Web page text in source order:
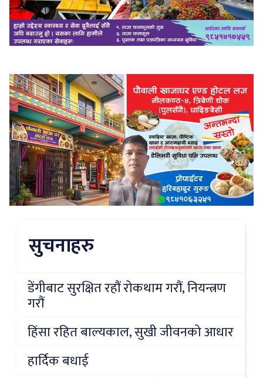
सुचनाहरु
डेंगीबाट सुरक्षित रहौं रोकथाम गरौं, नियन्त्रण
गरौं
हिंसा रहित बाल्यकाल, सुखी जीवनको आधार
हार्दिक बधाई